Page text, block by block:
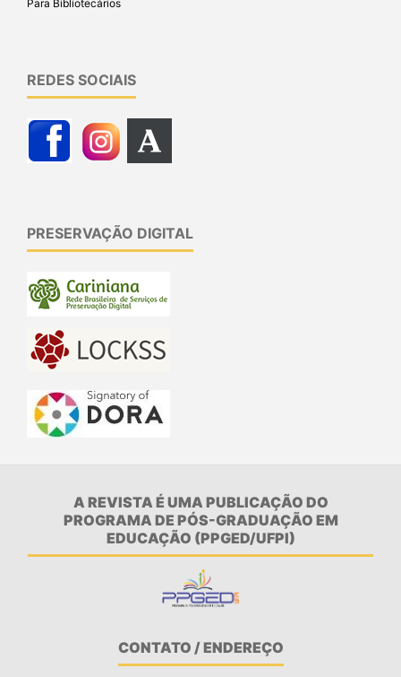
Para Bibliotecários
REDES SOCIAIS
PRESERVAÇÃO DIGITAL
A REVISTA É UMA PUBLICAÇÃO DO
PROGRAMA DE PÓS-GRADUAÇÃO EM
EDUCAÇÃO (PPGED/UFPI)
CONTATO / ENDEREÇO